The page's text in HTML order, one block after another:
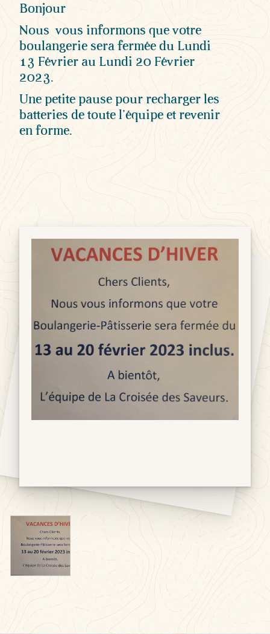
Bonjour
Nous vous informons que votre
boulangerie sera fermée du Lundi
13 Février au Lundi 20 Février
2023.
Une petite pause pour recharger les
batteries de toute l’équipe et revenir
en forme.